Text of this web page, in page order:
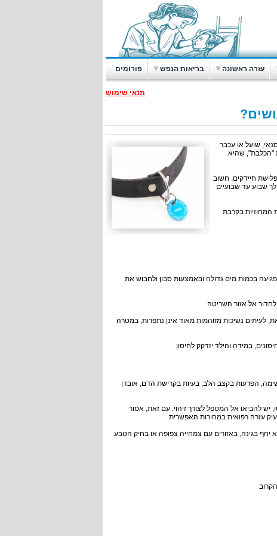
עזרה ראשונה בריאות הנפש פורומים
תנאי שימוש
שועל או עכבר
"הכלבת", שהיא
חיידקים. חשוב
שבוע עד שבועיים
המחוזיות בקרבת
בכמות מים גדולה ובאמצעות סבון ולחבוש את
לחדור אל אזור השריטה
לעיתים נשיכות מזוהמות מאוד אינן נתפרות, במטרה
במידה והילד יזדקק לחיסון
הפרעות בקצב הלב, בעיות בקרישת הדם, אובדן
יש להביאו אל המטפל לצורך זיהוי. עם זאת, אסור
עזרה רפואית במהירות האפשרית.
בגינה, באזורים עם צמחייה צפופה או בחיק הטבע.